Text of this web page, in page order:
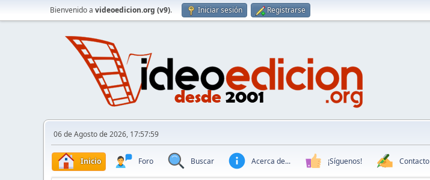
Bienvenido a videoedicion.org (v9). Iniciar sesión Registrarse
06 de Agosto de 2026, 17:57:59
Inicio Foro Buscar Acerca de... ¡Síguenos! Contacto